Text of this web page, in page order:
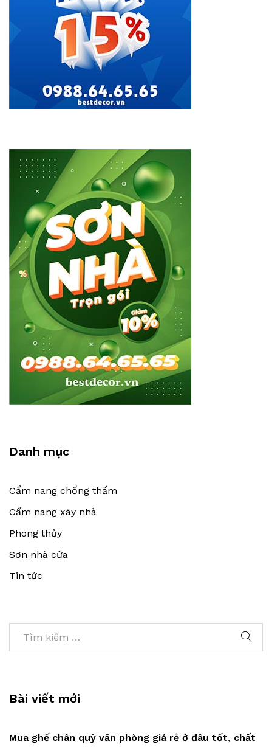
Danh mục
Cẩm nang chống thấm
Cẩm nang xây nhà
Phong thủy
Sơn nhà cửa
Tin tức
Bài viết mới
Mua ghế chân quỳ văn phòng giá rẻ ở đâu tốt, chất